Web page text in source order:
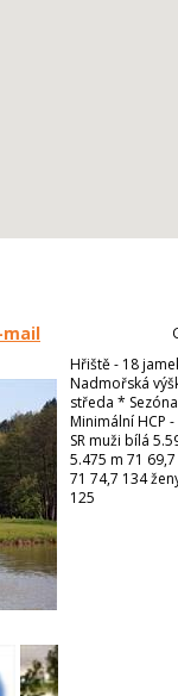
mail
Hřiště - 18
Nadmořská
středa *
Minimální HCP
SR muži bílá
5.475 m 71
71 74,7 134
125